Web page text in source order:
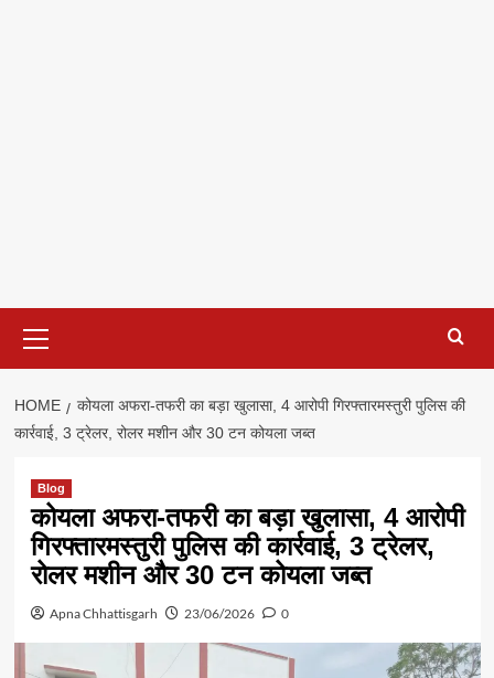
Menu
HOME
कोयला अफरा-तफरी का बड़ा खुलासा, 4 आरोपी गिरफ्तारमस्तुरी पुलिस की
कार्रवाई, 3 ट्रेलर, रोलर मशीन और 30 टन कोयला जब्त
Blog
कोयला अफरा-तफरी का बड़ा खुलासा, 4 आरोपी
गिरफ्तारमस्तुरी पुलिस की कार्रवाई, 3 ट्रेलर,
रोलर मशीन और 30 टन कोयला जब्त
Apna Chhattisgarh 23/06/2026 0